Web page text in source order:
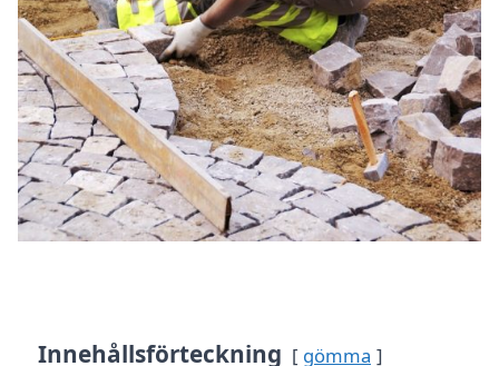
Innehållsförteckning gömma